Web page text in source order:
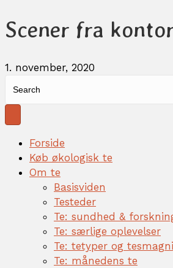
Scener fra
1. november, 2020
Forside
Køb økologisk te
Om te
Basisviden
Testeder
Te: sundhed &
Te: særlige oplevelser
Te: tetyper og
Te: månedens te